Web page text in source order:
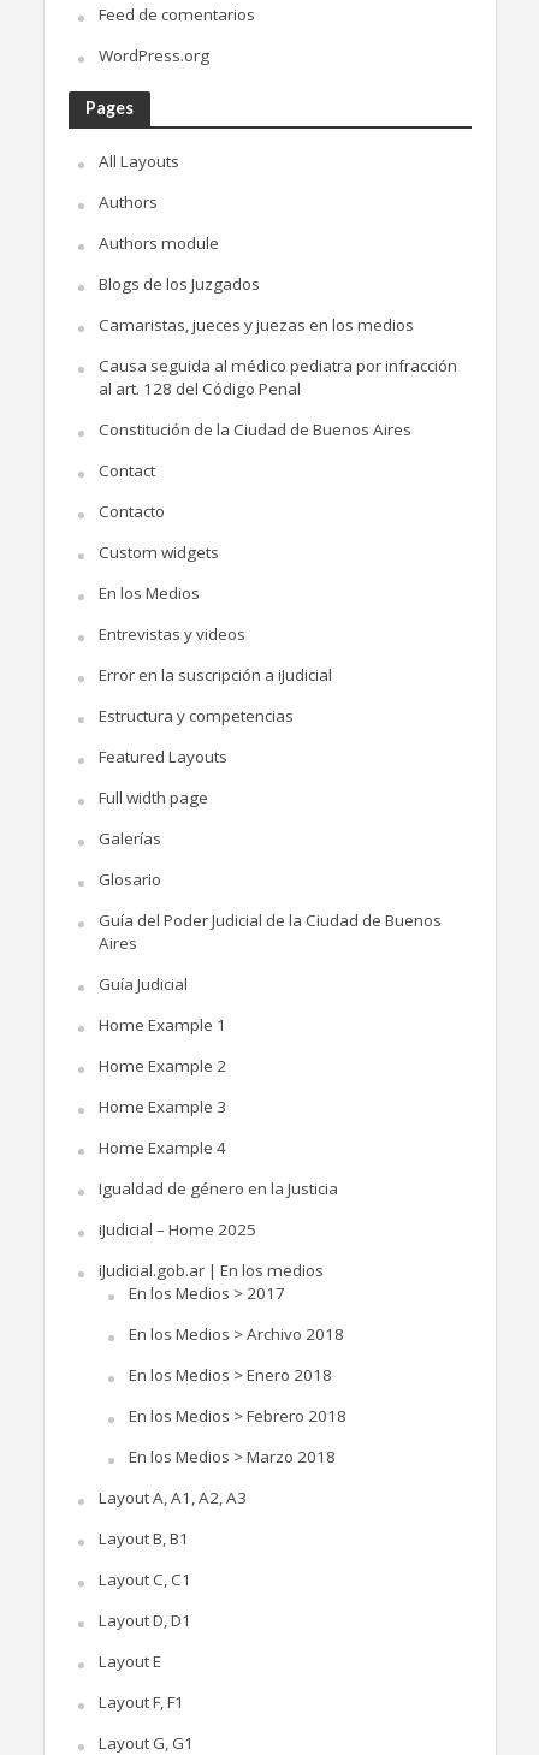
Feed de comentarios
WordPress.org
Pages
All Layouts
Authors
Authors module
Blogs de los Juzgados
Camaristas, jueces y juezas en los medios
Causa seguida al médico pediatra por infracción
al art. 128 del Código Penal
Constitución de la Ciudad de Buenos Aires
Contact
Contacto
Custom widgets
En los Medios
Entrevistas y videos
Error en la suscripción a iJudicial
Estructura y competencias
Featured Layouts
Full width page
Galerías
Glosario
Guía del Poder Judicial de la Ciudad de Buenos
Aires
Guía Judicial
Home Example 1
Home Example 2
Home Example 3
Home Example 4
Igualdad de género en la Justicia
iJudicial – Home 2025
iJudicial.gob.ar | En los medios
En los Medios > 2017
En los Medios > Archivo 2018
En los Medios > Enero 2018
En los Medios > Febrero 2018
En los Medios > Marzo 2018
Layout A, A1, A2, A3
Layout B, B1
Layout C, C1
Layout D, D1
Layout E
Layout F, F1
Layout G, G1